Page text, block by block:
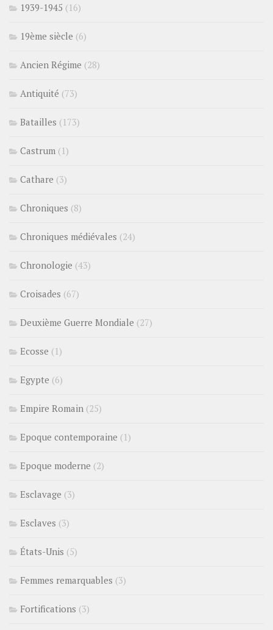
1939-1945 (16)
19ème siècle (6)
Ancien Régime (28)
Antiquité (73)
Batailles (173)
Castrum (1)
Cathare (3)
Chroniques (8)
Chroniques médiévales (24)
Chronologie (43)
Croisades (67)
Deuxième Guerre Mondiale (27)
Ecosse (1)
Egypte (6)
Empire Romain (25)
Epoque contemporaine (1)
Epoque moderne (2)
Esclavage (3)
Esclaves (3)
États-Unis (5)
Femmes remarquables (3)
Fortifications (3)